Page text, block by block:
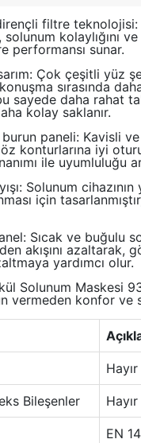
filtre teknolojisi:
kolaylığını
performansı sunar.
Çok çeşitli yüz
sırasında
sayede daha rahat
kolay saklanır.
paneli: Kavisli
konturlarına iyi
ile uyumluluğu
Solunum
için
Sıcak ve buğulu
akışını azaltarak,
yardımcı olur.
Solunum Maskesi
vermeden konfor ve
Hayır
Bileşenler Hayır
EN